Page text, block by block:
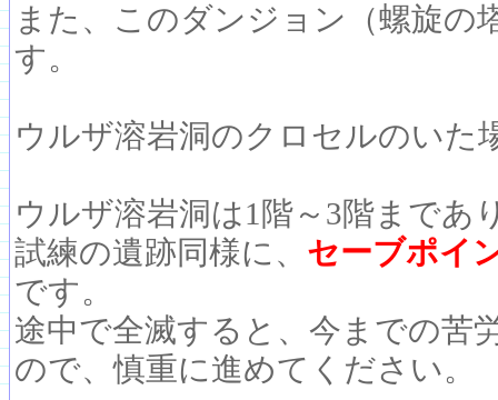
また、このダンジョン（螺旋の
す。
ウルザ溶岩洞のクロセルのいた
ウルザ溶岩洞は1階～3階まであ
試練の遺跡同様に、 セーブポイ
です。
途中で全滅すると、今までの苦
ので、慎重に進めてください。